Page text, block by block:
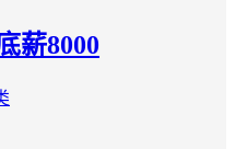
薪8000